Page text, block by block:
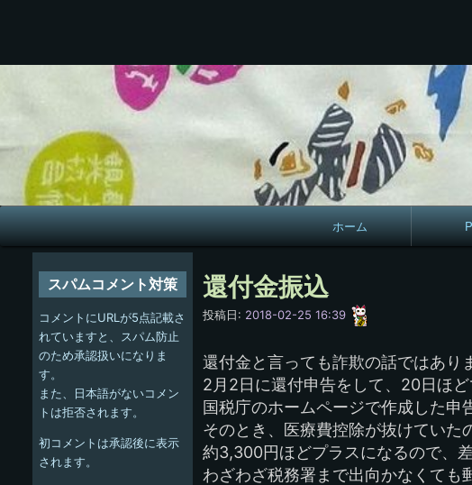
メ
イ
ホーム
手
還付金振込
投稿日: 2018-02-25 16:39
還付金と言っても詐欺の話ではあり
2月2日に還付申告をして、20日ほ
国税庁のホームページで作成した申
そのとき、医療費控除が抜けていた
約3,300円ほどプラスになるので、
わざわざ税務署まで出向かなくても
スパムコメント対策
コメントにURLが5点記載さ
れていますと、スパム防止
のため承認扱いになりま
す。
また、日本語がないコメン
トは拒否されます。
初コメントは承認後に表示
されます。